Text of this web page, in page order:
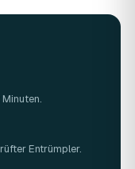
in Chemnitz kann
Fällen wie einer
der
Hausrat: Möbel,
Entrümpler.